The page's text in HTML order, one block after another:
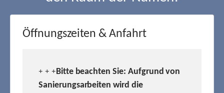
Öffnungszeiten & Anfahrt
+ + +Bitte beachten Sie: Aufgrund von
Sanierungsarbeiten wird die